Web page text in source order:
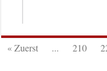
« Zuerst ... 210